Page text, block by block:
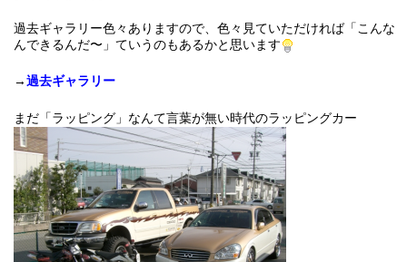
過去ギャラリー色々ありますので、色々見ていただければ「こんな
んできるんだ〜」ていうのもあるかと思います
→過去ギャラリー
まだ「ラッピング」なんて言葉が無い時代のラッピングカー